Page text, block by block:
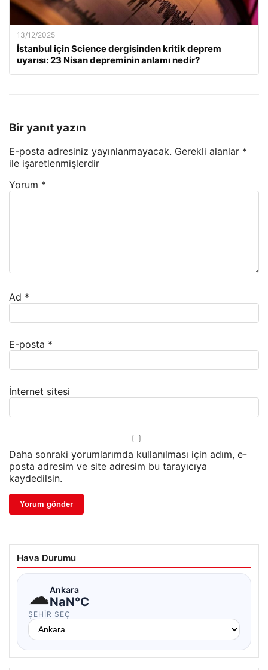
13/12/2025
İstanbul için Science dergisinden kritik deprem
uyarısı: 23 Nisan depreminin anlamı nedir?
Bir yanıt yazın
E-posta adresiniz yayınlanmayacak. Gerekli alanlar *
ile işaretlenmişlerdir
Yorum *
Ad *
E-posta *
İnternet sitesi
Daha sonraki yorumlarımda kullanılması için adım, e-
posta adresim ve site adresim bu tarayıcıya
kaydedilsin.
Hava Durumu
☁Ankara
NaN°C
ŞEHIR SEÇ